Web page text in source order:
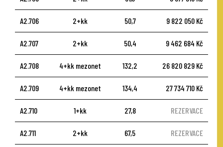
A2.706 2+kk 50,7 9 822 050 Kč
A2.707 2+kk 50,4 9 462 684 Kč
A2.708 4+kk mezonet 132,2 26 820 829 Kč
A2.709 4+kk mezonet 134,4 27 734 710 Kč
A2.710 1+kk 27,8 REZERVACE
A2.711 2+kk 67,5 REZERVACE